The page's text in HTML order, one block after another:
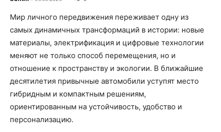
Мир личного передвижения переживает одну из
самых динамичных трансформаций в истории: новые
материалы, электрификация и цифровые технологии
меняют не только способ перемещения, но и
отношение к пространству и экологии. В ближайшие
десятилетия привычные автомобили уступят место
гибридным и компактным решениям,
ориентированным на устойчивость, удобство и
персонализацию.